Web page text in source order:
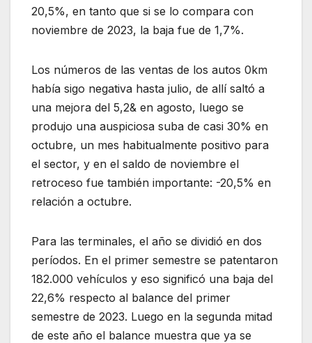
20,5%, en tanto que si se lo compara con
noviembre de 2023, la baja fue de 1,7%.
Los números de las ventas de los autos 0km
había sigo negativa hasta julio, de allí saltó a
una mejora del 5,2& en agosto, luego se
produjo una auspiciosa suba de casi 30% en
octubre, un mes habitualmente positivo para
el sector, y en el saldo de noviembre el
retroceso fue también importante: -20,5% en
relación a octubre.
Para las terminales, el año se dividió en dos
períodos. En el primer semestre se patentaron
182.000 vehículos y eso significó una baja del
22,6% respecto al balance del primer
semestre de 2023. Luego en la segunda mitad
de este año el balance muestra que ya se